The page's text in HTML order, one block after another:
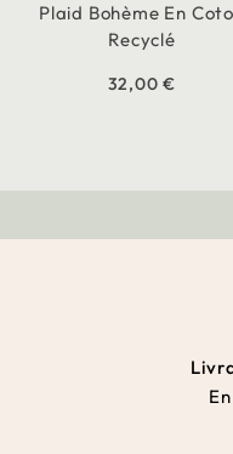
Plaid Bohème En
Recyclé
32,00 €